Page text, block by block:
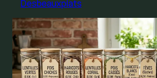
Desbeauxplats